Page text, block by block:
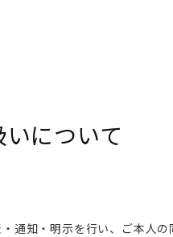
について
通知・明示を行い、ご本人